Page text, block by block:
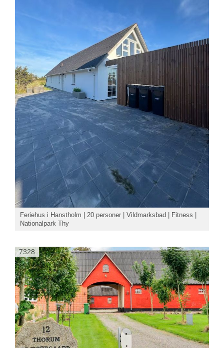
Feriehus i Hanstholm | 20 personer | Vildmarksbad | Fitness |
Nationalpark Thy
7328